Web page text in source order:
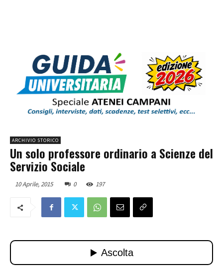
ARCHIVIO STORICO
Un solo professore ordinario a Scienze del
Servizio Sociale
10 Aprile, 2015 0 197